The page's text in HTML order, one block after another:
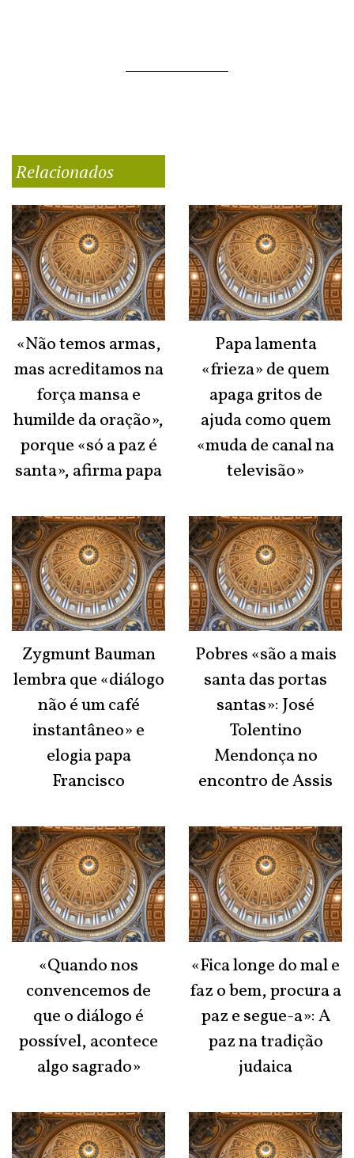
Relacionados
«Não temos armas,
mas acreditamos na
força mansa e
humilde da oração»,
porque «só a paz é
santa», afirma papa
Papa lamenta
«frieza» de quem
apaga gritos de
ajuda como quem
«muda de canal na
televisão»
Zygmunt Bauman
lembra que «diálogo
não é um café
instantâneo» e
elogia papa
Francisco
Pobres «são a mais
santa das portas
santas»: José
Tolentino
Mendonça no
encontro de Assis
«Quando nos
convencemos de
que o diálogo é
possível, acontece
algo sagrado»
«Fica longe do mal e
faz o bem, procura a
paz e segue-a»: A
paz na tradição
judaica